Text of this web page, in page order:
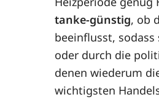
tanke-günstig, ob
beeinflusst,
oder durch die
denen wiederum
wichtigsten